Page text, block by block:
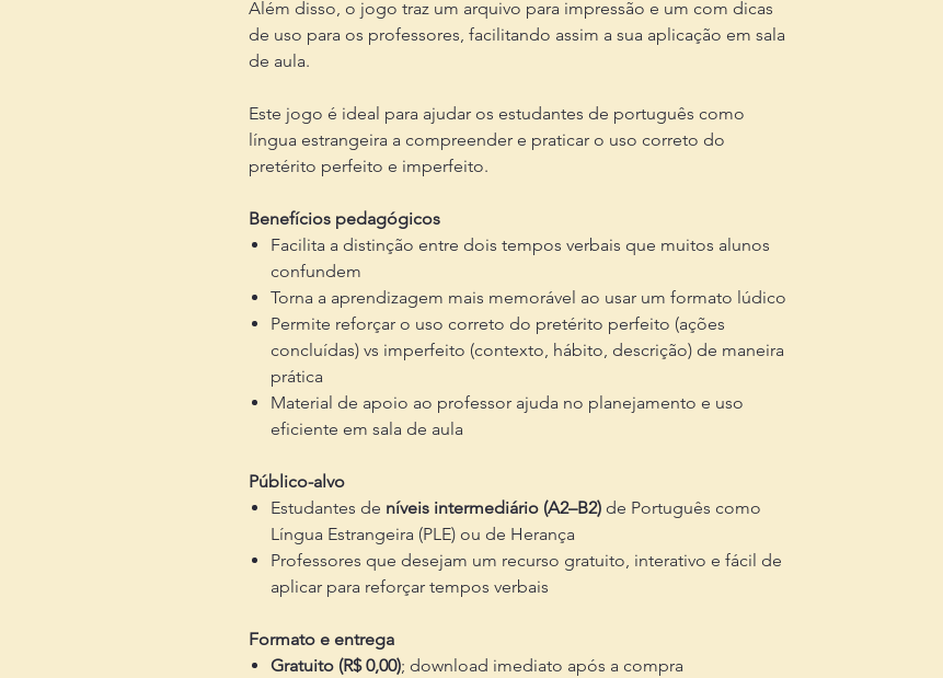
Além disso, o jogo traz um arquivo para impressão e um com dicas
de uso para os professores, facilitando assim a sua aplicação em sala
de aula.
Este jogo é ideal para ajudar os estudantes de português como
língua estrangeira a compreender e praticar o uso correto do
pretérito perfeito e imperfeito.
Benefícios pedagógicos
Facilita a distinção entre dois tempos verbais que muitos alunos
confundem
Torna a aprendizagem mais memorável ao usar um formato lúdico
Permite reforçar o uso correto do pretérito perfeito (ações
concluídas) vs imperfeito (contexto, hábito, descrição) de maneira
prática
Material de apoio ao professor ajuda no planejamento e uso
eficiente em sala de aula
Público-alvo
Estudantes de níveis intermediário (A2–B2) de Português como
Língua Estrangeira (PLE) ou de Herança
Professores que desejam um recurso gratuito, interativo e fácil de
aplicar para reforçar tempos verbais
Formato e entrega
Gratuito (R$ 0,00); download imediato após a compra